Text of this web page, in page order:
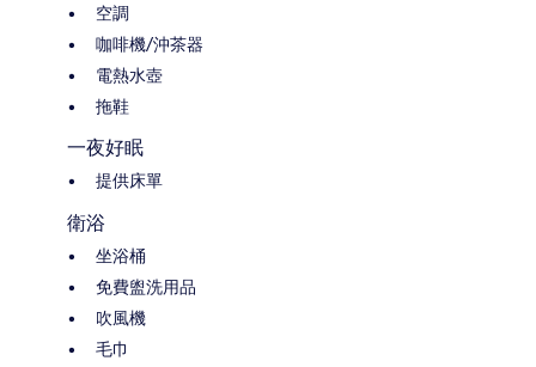
空調
咖啡機/沖茶器
電熱水壺
拖鞋
一夜好眠
提供床單
衛浴
坐浴桶
免費盥洗用品
吹風機
毛巾